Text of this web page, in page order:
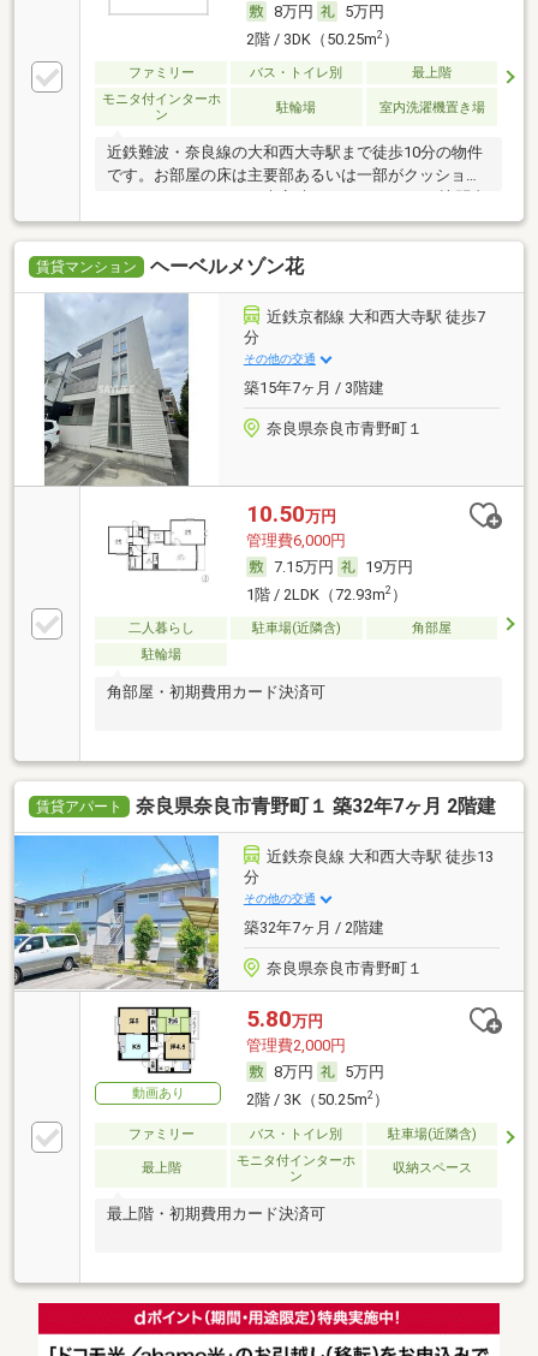
8万円
5万円
2階 / 3DK（50.25m2）
ファミリー バス・トイレ別
最上階
モニタ付インターホ
ン
駐輪場 室内洗濯機置き場
近鉄難波・奈良線の大和西大寺駅まで徒歩10分の物件
です。お部屋の床は主要部あるいは一部がクッション
の顔を確認する事ができます。
賃貸マンション ヘーベルメゾン花
近鉄京都線 大和西大寺駅 徒歩7
分
その他の交通
築15年7ヶ月 / 3階建
奈良県奈良市青野町１
10.50万円
管理費6,000円
7.15万円
19万円
1階 / 2LDK（72.93m2）
二人暮らし 駐車場(近隣含)
角部屋
駐輪場
角部屋・初期費用カード決済可
賃貸アパート 奈良県奈良市青野町１ 築32年7ヶ月 2階建
近鉄奈良線 大和西大寺駅 徒歩13
分
その他の交通
築32年7ヶ月 / 2階建
奈良県奈良市青野町１
動画あり
5.80万円
管理費2,000円
8万円
5万円
2階 / 3K（50.25m2）
ファミリー バス・トイレ別 駐車場(近隣含)
最上階
モニタ付インターホ
ン
収納スペース
最上階・初期費用カード決済可